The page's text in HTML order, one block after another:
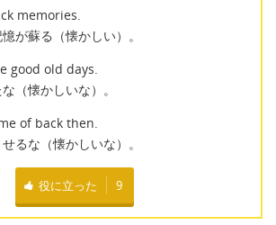
memories.
が蘇る（懐かしい）。
good old days.
（懐かしいな）。
of back then.
るな（懐かしいな）。
役に立った 9